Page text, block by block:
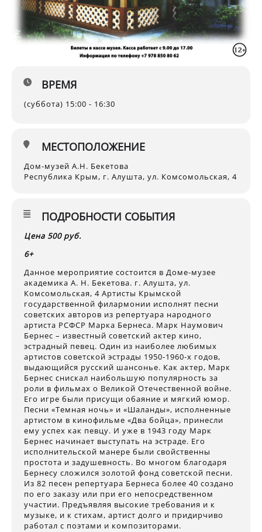
ВРЕМЯ
(суббота) 15:00 - 16:30
МЕСТОПОЛОЖЕНИЕ
Дом-музей А.Н. Бекетова
Республика Крым, г. Алушта, ул. Комсомольская, 4
ПОДРОБНОСТИ СОБЫТИЯ
Цена 500 руб.
6+
Данное мероприятие состоится в Доме-музее
академика А. Н. Бекетова. г. Алушта, ул.
Комсомольская, 4 Артисты Крымской
государственной филармонии исполнят песни
советских авторов из репертуара народного
артиста РСФСР Марка Бернеса. Марк Наумович
Бернес – известный советский актер кино,
эстрадный певец. Один из наиболее любимых
артистов советской эстрады 1950-1960-х годов,
выдающийся русский шансонье. Как актер, Марк
Бернес снискал наибольшую популярность за
роли в фильмах о Великой Отечественной войне.
Его игре были присущи обаяние и мягкий юмор.
Песни «Темная ночь» и «Шаланды», исполненные
артистом в кинофильме «Два бойца», принесли
ему успех как певцу. И уже в 1943 году Марк
Бернес начинает выступать на эстраде. Его
исполнительской манере были свойственны
простота и задушевность. Во многом благодаря
Бернесу сложился золотой фонд советской песни.
Из 82 песен репертуара Бернеса более 40 создано
по его заказу или при его непосредственном
участии. Предъявляя высокие требования и к
музыке, и к стихам, артист долго и придирчиво
работал с поэтами и композиторами.